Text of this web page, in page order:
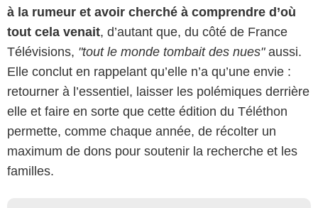
à la rumeur et avoir cherché à comprendre d’où
tout cela venait, d’autant que, du côté de France
Télévisions, "tout le monde tombait des nues"aussi.
Elle conclut en rappelant qu’elle n’a qu’une envie :
retourner à l’essentiel, laisser les polémiques derrière
elle et faire en sorte que cette édition du Téléthon
permette, comme chaque année, de récolter un
maximum de dons pour soutenir la recherche et les
familles.